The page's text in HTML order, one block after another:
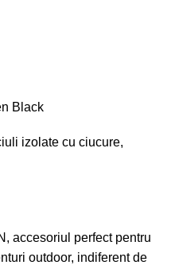
Black
izolate cu ciucure,
accesoriul perfect pentru
outdoor, indiferent de